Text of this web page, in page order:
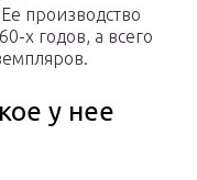
производство
х годов, а всего
у нее